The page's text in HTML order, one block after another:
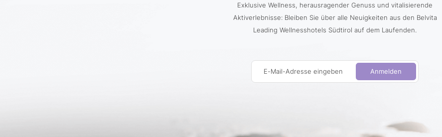
Exklusive Wellness, herausragender Genuss und vitalisierende
Aktiverlebnisse: Bleiben Sie über alle Neuigkeiten aus den Belvita
Leading Wellnesshotels Südtirol auf dem Laufenden.
E-Mail-Adresse eingeben Anmelden